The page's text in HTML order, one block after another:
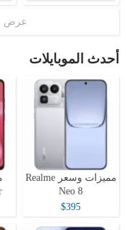
عرض
أحدث الموبايلات
مميزات وسعر Realme
Neo 8
$395